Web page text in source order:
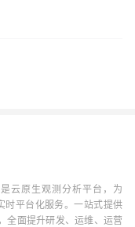
云原生观测分析平台，为
时平台化服务。一站式提供
全面提升研发、运维、运营